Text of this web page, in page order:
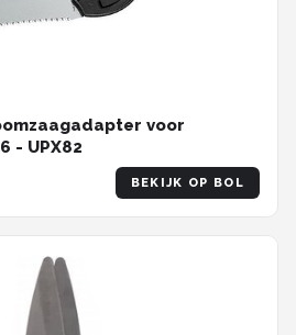
voor
- UPX82
BEKIJK OP BOL